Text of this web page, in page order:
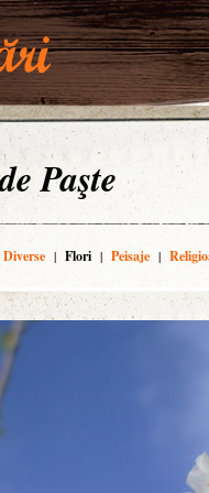
Paşte
Diverse | Flori | Peisaje |